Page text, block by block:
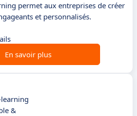
permet aux entreprises de créer
et personnalisés.
En savoir plus
&